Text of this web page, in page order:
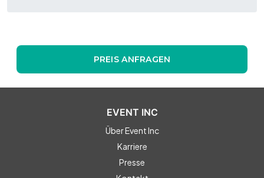
PREIS ANFRAGEN
EVENT INC
Über Event Inc
Karriere
Presse